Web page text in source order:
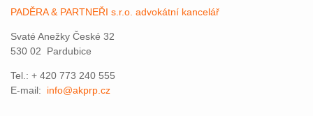
PADĚRA & PARTNEŘI s.r.o. advokátní kancelář
Svaté Anežky České 32
530 02 Pardubice
Tel.: + 420 773 240 555
E-mail: info@akprp.cz